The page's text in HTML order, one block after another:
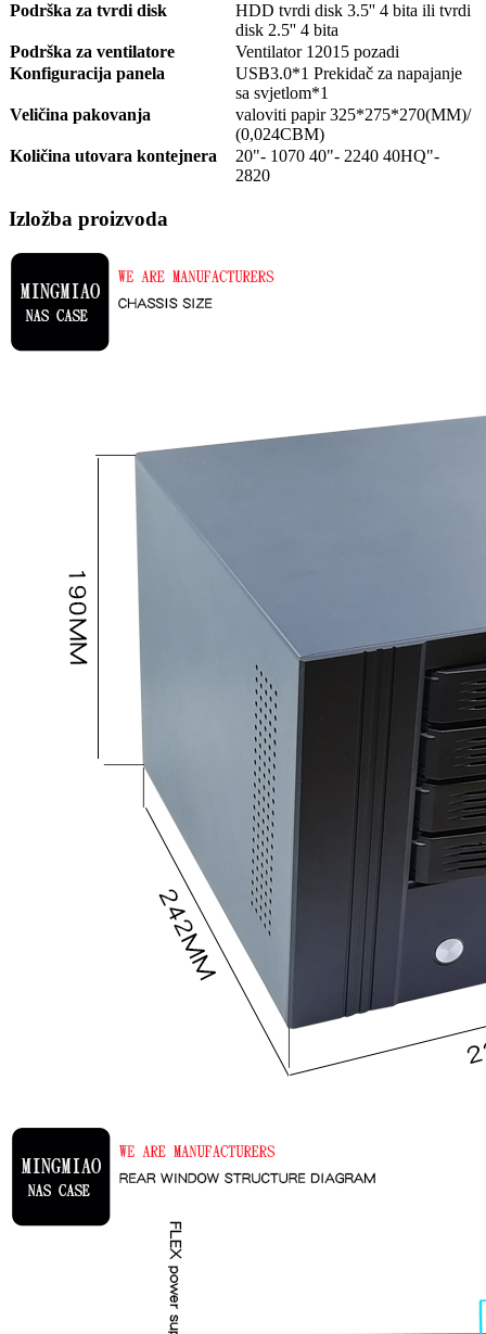
Podrška za tvrdi disk
HDD tvrdi disk 3.5'' 4 bita ili tvrdi
disk 2.5'' 4 bita
Podrška za ventilatore
Ventilator 12015 pozadi
Konfiguracija panela
USB3.0*1 Prekidač za napajanje
sa svjetlom*1
Veličina pakovanja
valoviti papir 325*275*270(MM)/
(0,024CBM)
Količina utovara kontejnera
20"- 1070 40"- 2240 40HQ"-
2820
Izložba proizvoda